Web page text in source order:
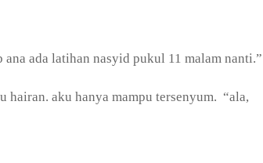
ada latihan nasyid pukul 11 malam nanti.”
hairan. aku hanya mampu tersenyum. “ala,